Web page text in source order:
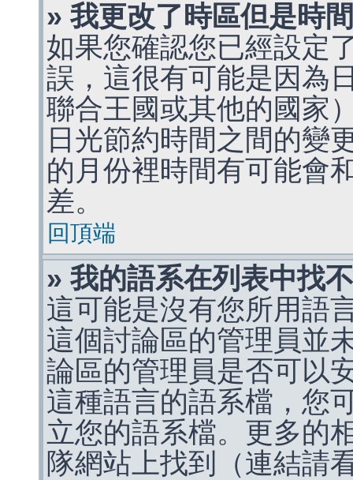
» 我更改了時區但是時
如果您確認您已經設定
誤，這很有可能是因為
聯合王國或其他的國家
日光節約時間之間的變
的月份裡時間有可能會
差。
回頂端
» 我的語系在列表中找
這可能是沒有您所用語
這個討論區的管理員並
論區的管理員是否可以
這種語言的語系檔，您
立您的語系檔。更多的
隊網站上找到（連結請